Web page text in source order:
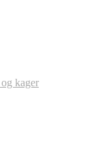
kager